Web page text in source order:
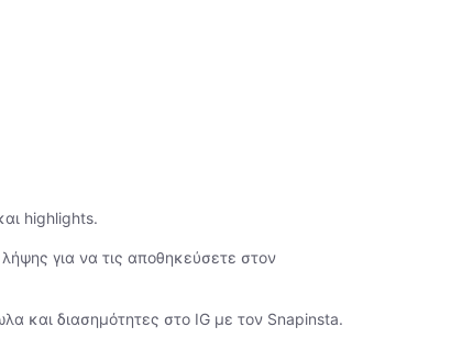
highlights.
για να τις αποθηκεύσετε στον
και διασημότητες στο IG με τον Snapinsta.